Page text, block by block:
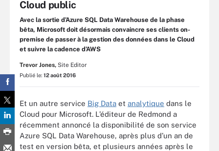
Cloud public
Avec la sortie d’Azure SQL Data Warehouse de la phase
bêta, Microsoft doit désormais convaincre ses clients on-
premise de passer à la gestion des données dans le Cloud
et suivre la cadence d’AWS
Trevor Jones, Site Editor
Publié le: 12 août 2016
Et un autre service Big Data et analytique dans le
Cloud pour Microsoft. L’éditeur de Redmond a
récemment annoncé la disponibilité de son service
Azure SQL Data Warehouse, après plus d’un an de
test en version bêta, et plusieurs années après le